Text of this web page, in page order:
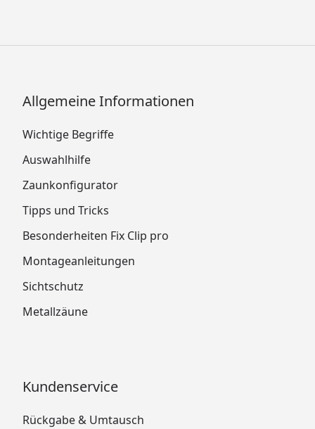
Allgemeine Informationen
Wichtige Begriffe
Auswahlhilfe
Zaunkonfigurator
Tipps und Tricks
Besonderheiten Fix Clip pro
Montageanleitungen
Sichtschutz
Metallzäune
Kundenservice
Rückgabe & Umtausch